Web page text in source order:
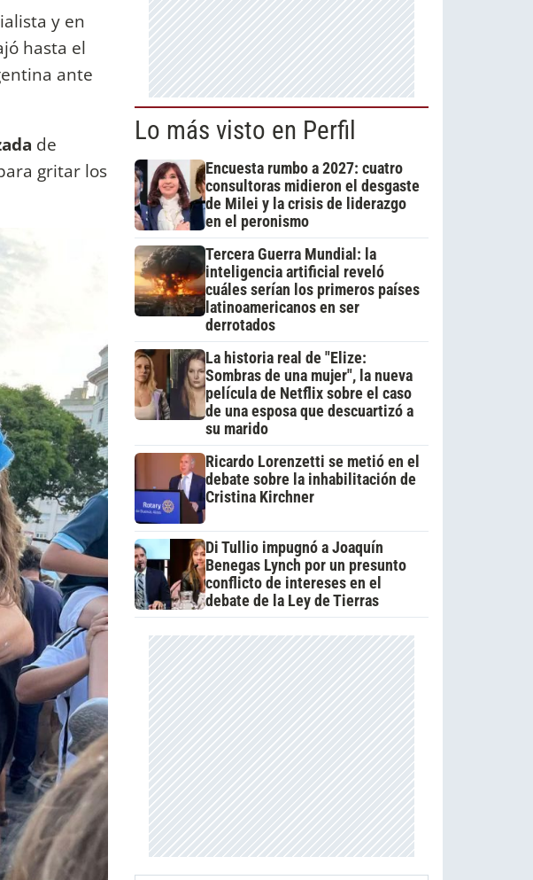
y en
hasta el
ante
de
gritar los
Lo más visto en Perfil
Encuesta rumbo a 2027: cuatro
consultoras midieron el desgaste
de Milei y la crisis de liderazgo
en el peronismo
Tercera Guerra Mundial: la
inteligencia artificial reveló
cuáles serían los primeros países
latinoamericanos en ser
derrotados
La historia real de "Elize:
Sombras de una mujer", la nueva
película de Netflix sobre el caso
de una esposa que descuartizó a
su marido
Ricardo Lorenzetti se metió en el
debate sobre la inhabilitación de
Cristina Kirchner
Di Tullio impugnó a Joaquín
Benegas Lynch por un presunto
conflicto de intereses en el
debate de la Ley de Tierras